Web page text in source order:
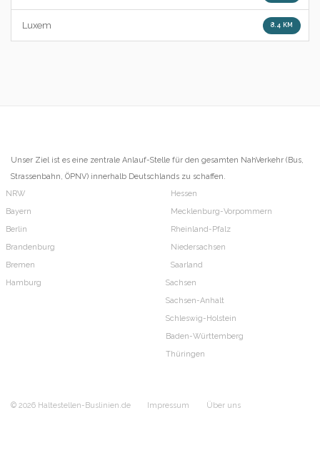
Luxem 8.4 KM
Unser Ziel ist es eine zentrale Anlauf-Stelle für den gesamten NahVerkehr (Bus,
Strassenbahn, ÖPNV) innerhalb Deutschlands zu schaffen.
NRW
Bayern
Berlin
Brandenburg
Bremen
Hamburg
Hessen
Mecklenburg-Vorpommern
Rheinland-Pfalz
Niedersachsen
Saarland
Sachsen
Sachsen-Anhalt
Schleswig-Holstein
Baden-Württemberg
Thüringen
© 2026 Haltestellen-Buslinien.de Impressum Über uns